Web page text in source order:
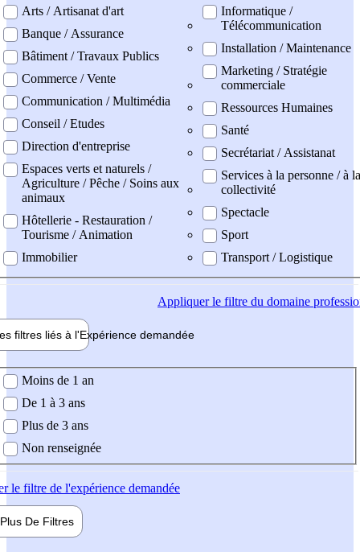
Arts / Artisanat d'art
Banque / Assurance
Bâtiment / Travaux Publics
Commerce / Vente
Communication / Multimédia
Conseil / Etudes
Direction d'entreprise
Espaces verts et naturels /
Agriculture / Pêche / Soins aux
animaux
Hôtellerie - Restauration /
Tourisme / Animation
Immobilier
Informatique /
Télécommunication
Installation / Maintenance
Marketing / Stratégie
commerciale
Ressources Humaines
Santé
Secrétariat / Assistanat
Services à la personne / à la
collectivité
Spectacle
Sport
Transport / Logistique
Appliquerle filtre du domaine
filtres liés à l'Expérience demandée
demandée
Moins de 1 an
De 1 à 3 ans
Plus de 3 ans
Non renseignée
le filtre de l'expérience demandée
Plus De Filtres